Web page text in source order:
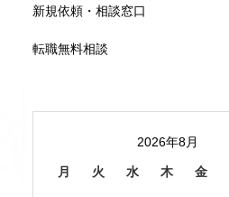
新規依頼・相談窓口
転職無料相談
2026年8月
月 火 水 木 金